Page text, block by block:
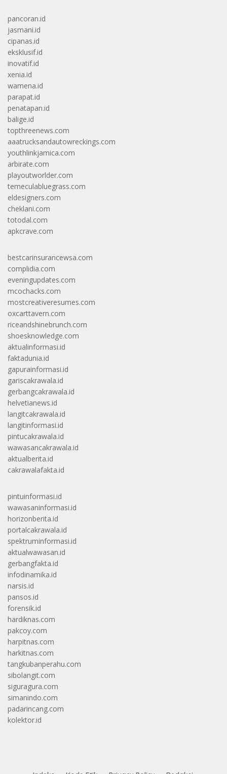
pancoran.id
jasmani.id
cipanas.id
eksklusif.id
inovatif.id
xenia.id
wamena.id
parapat.id
penatapan.id
balige.id
topthreenews.com
aaatrucksandautowreckings.com
youthlinkjamica.com
arbirate.com
playoutworlder.com
temeculabluegrass.com
eldesigners.com
cheklani.com
totodal.com
apkcrave.com
bestcarinsurancewsa.com
complidia.com
eveningupdates.com
mcochacks.com
mostcreativeresumes.com
oxcarttavern.com
riceandshinebrunch.com
shoesknowledge.com
aktualinformasi.id
faktadunia.id
gapurainformasi.id
gariscakrawala.id
gerbangcakrawala.id
helvetianews.id
langitcakrawala.id
langitinformasi.id
pintucakrawala.id
wawasancakrawala.id
aktualberita.id
cakrawalafakta.id
pintuinformasi.id
wawasaninformasi.id
horizonberita.id
portalcakrawala.id
spektruminformasi.id
aktualwawasan.id
gerbangfakta.id
infodinamika.id
narsis.id
pansos.id
forensik.id
hardiknas.com
pakcoy.com
harpitnas.com
harkitnas.com
tangkubanperahu.com
sibolangit.com
siguragura.com
simanindo.com
padarincang.com
kolektor.id